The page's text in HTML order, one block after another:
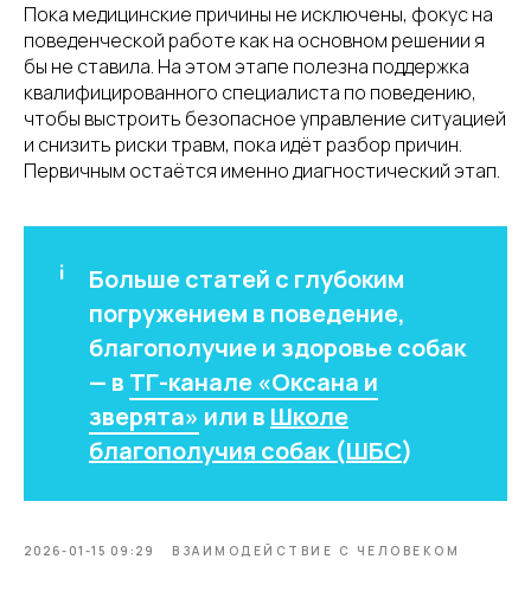
Пока медицинские причины не исключены, фокус на
поведенческой работе как на основном решении я
бы не ставила. На этом этапе полезна поддержка
квалифицированного специалиста по поведению,
чтобы выстроить безопасное управление ситуацией
и снизить риски травм, пока идёт разбор причин.
Первичным остаётся именно диагностический этап.
Больше статей с глубоким
погружением в поведение,
благополучие и здоровье собак
— в ТГ-канале «Оксана и
зверята» или в Школе
благополучия собак (ШБС)
2026-01-15 09:29 ВЗАИМОДЕЙСТВИЕ С ЧЕЛОВЕКОМ